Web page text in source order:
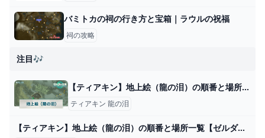
バミトカの祠の行き方と宝箱｜ラウルの祝福
祠の攻略
注目🎶
【ティアキン】地上絵（龍の泪）の順番と場所一覧【ゼルダの伝説ティアーズオブザキングダム】 - 神ゲー攻略
ティアキン 龍の泪
【ティアキン】地上絵（龍の泪）の順番と場所一覧【ゼルダの伝説ティアーズオブザキングダム】 - ゲームウィズ